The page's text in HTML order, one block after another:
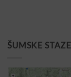
ŠUMSKE STAZE